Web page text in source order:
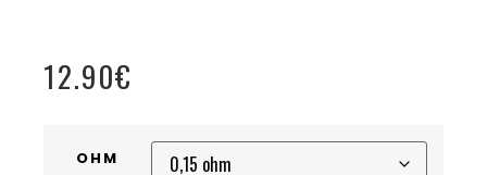
12.90€
OHM